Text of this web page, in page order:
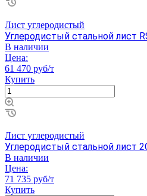
Лист углеродистый
Углеродистый стальной лист
В наличии
Цена:
61 470 руб/т
Купить
Лист углеродистый
Углеродистый стальной лист
В наличии
Цена:
71 735 руб/т
Купить